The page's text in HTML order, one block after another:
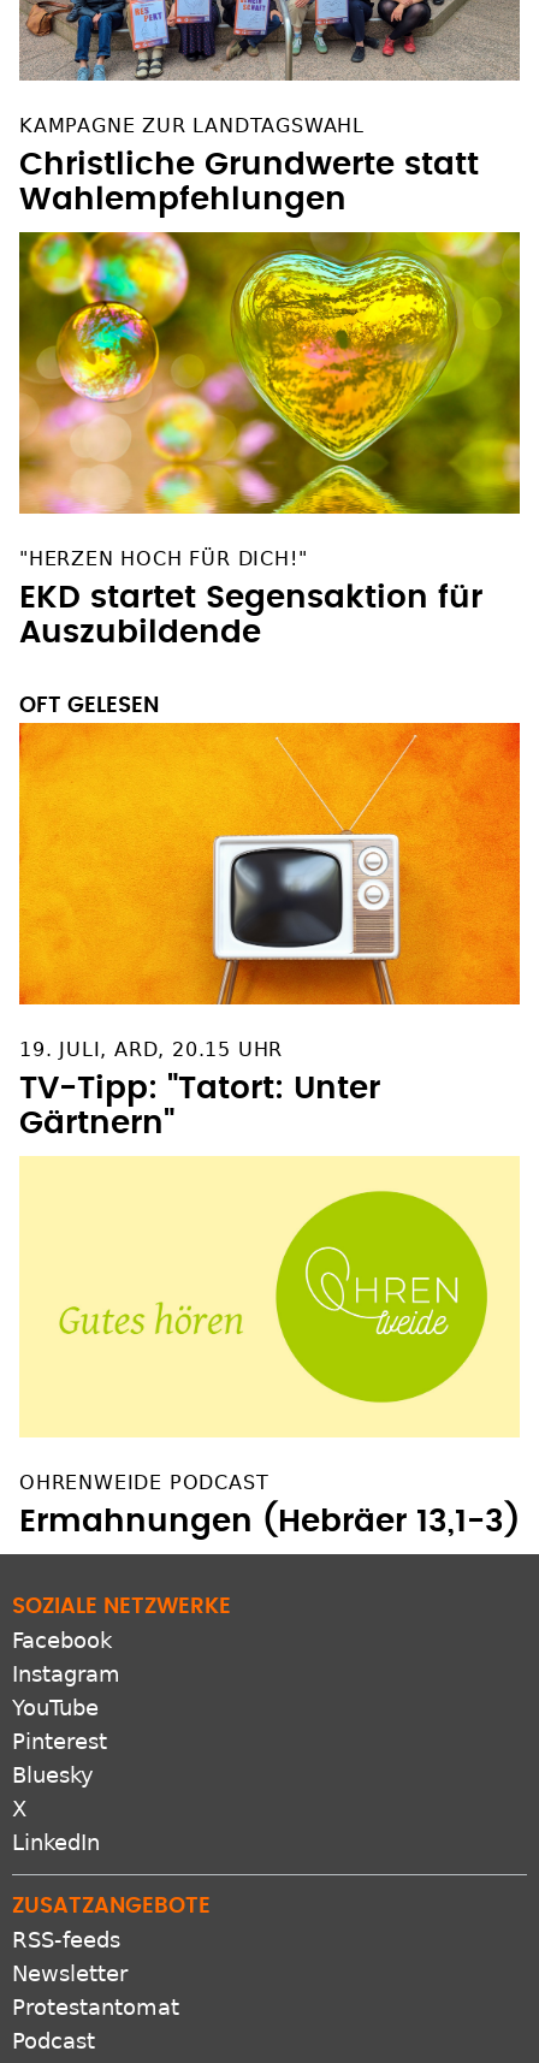
KAMPAGNE ZUR LANDTAGSWAHL
Christliche Grundwerte statt
Wahlempfehlungen
"HERZEN HOCH FÜR DICH!"
EKD startet Segensaktion für
Auszubildende
OFT GELESEN
19. JULI, ARD, 20.15 UHR
TV-Tipp: "Tatort: Unter
Gärtnern"
OHRENWEIDE PODCAST
Ermahnungen (Hebräer 13,1-3)
SOZIALE NETZWERKE
Facebook
Instagram
YouTube
Pinterest
Bluesky
X
LinkedIn
ZUSATZANGEBOTE
RSS-feeds
Newsletter
Protestantomat
Podcast